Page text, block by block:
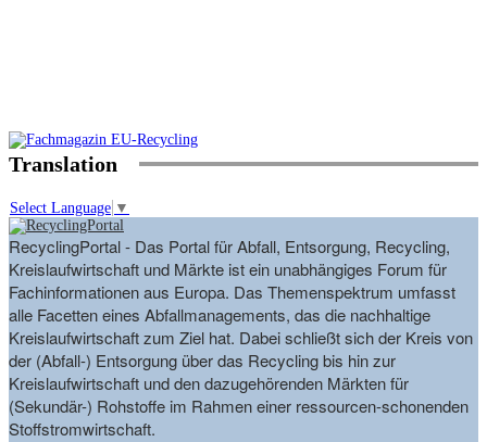
Translation
Select Language ▼
RecyclingPortal - Das Portal für Abfall, Entsorgung, Recycling,
Kreislaufwirtschaft und Märkte ist ein unabhängiges Forum für
Fachinformationen aus Europa. Das Themenspektrum umfasst
alle Facetten eines Abfallmanagements, das die nachhaltige
Kreislaufwirtschaft zum Ziel hat. Dabei schließt sich der Kreis von
der (Abfall-) Entsorgung über das Recycling bis hin zur
Kreislaufwirtschaft und den dazugehörenden Märkten für
(Sekundär-) Rohstoffe im Rahmen einer ressourcen-schonenden
Stoffstromwirtschaft.